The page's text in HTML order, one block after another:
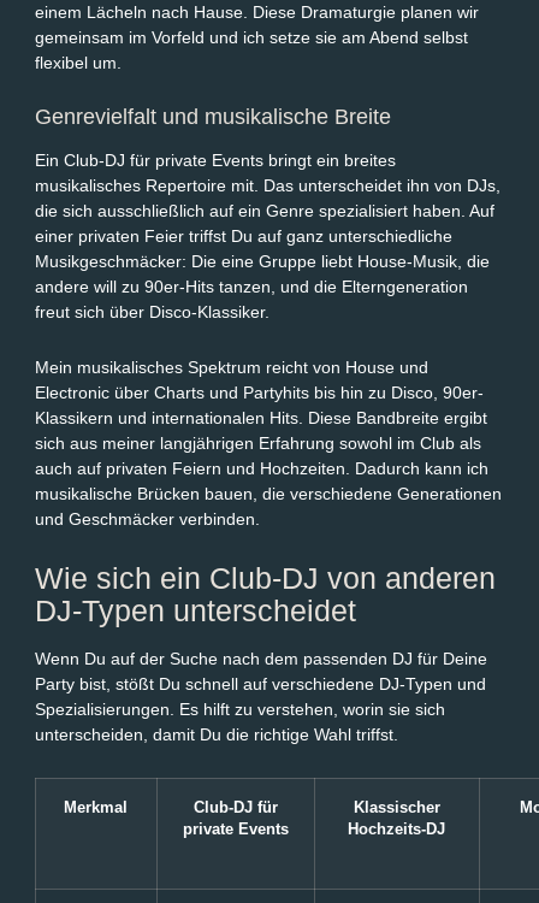
einem Lächeln nach Hause. Diese Dramaturgie planen wir
gemeinsam im Vorfeld und ich setze sie am Abend selbst
flexibel um.
Genrevielfalt und musikalische Breite
Ein Club-DJ für private Events bringt ein breites
musikalisches Repertoire mit. Das unterscheidet ihn von DJs,
die sich ausschließlich auf ein Genre spezialisiert haben. Auf
einer privaten Feier triffst Du auf ganz unterschiedliche
Musikgeschmäcker: Die eine Gruppe liebt House-Musik, die
andere will zu 90er-Hits tanzen, und die Elterngeneration
freut sich über Disco-Klassiker.
Mein musikalisches Spektrum reicht von House und
Electronic über Charts und Partyhits bis hin zu Disco, 90er-
Klassikern und internationalen Hits. Diese Bandbreite ergibt
sich aus meiner langjährigen Erfahrung sowohl im Club als
auch auf privaten Feiern und Hochzeiten. Dadurch kann ich
musikalische Brücken bauen, die verschiedene Generationen
und Geschmäcker verbinden.
Wie sich ein Club-DJ von anderen
DJ-Typen unterscheidet
Wenn Du auf der Suche nach dem passenden DJ für Deine
Party bist, stößt Du schnell auf verschiedene DJ-Typen und
Spezialisierungen. Es hilft zu verstehen, worin sie sich
unterscheiden, damit Du die richtige Wahl triffst.
Merkmal
Club-DJ für
private Events
Klassischer
Hochzeits-DJ